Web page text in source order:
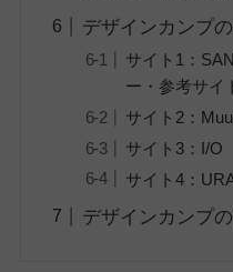
デザインカンプ
サイト1：
ー・参考サイ
サイト2：
サイト3：I/
サイト4：
デザインカンプ